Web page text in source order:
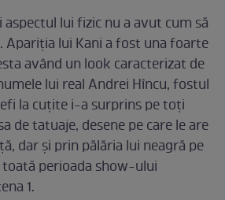
lui fizic nu a avut cum să
Apariția lui Kani a fost una foarte
având un look caracterizat de
lui real Andrei Hîncu, fostul
la cuțite i-a surprins pe toți
de tatuaje, desene pe care le are
dar și prin pălăria lui neagră pe
perioada show-ului
1.